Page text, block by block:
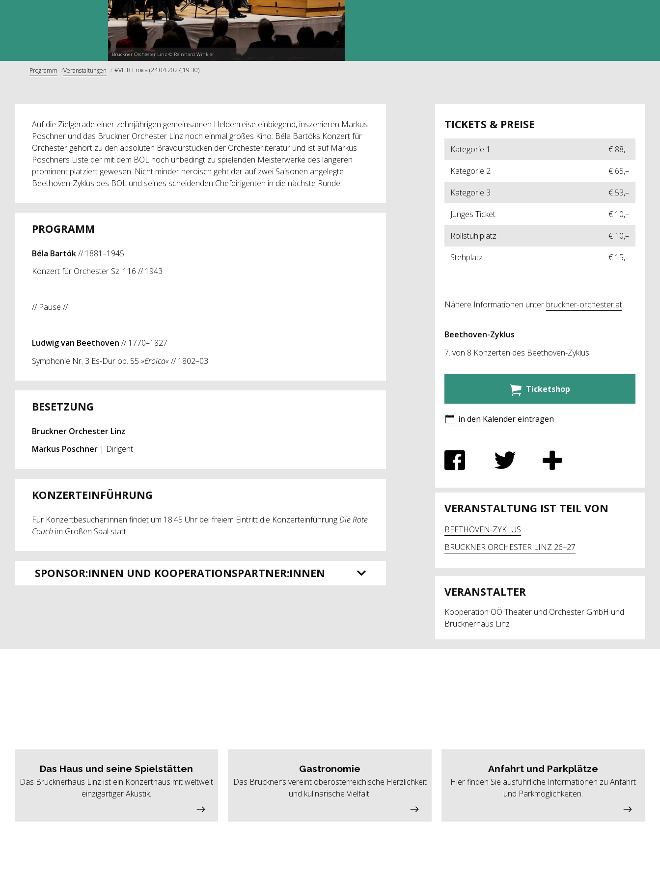
Bruckner Orchester Linz © Reinhard Winkler
Programm Veranstaltungen #VIER Eroica (24.04.2027,19:30)
Auf die Zielgerade einer zehnjährigen gemeinsamen Heldenreise einbiegend, inszenieren Markus
Poschner und das Bruckner Orchester Linz noch einmal großes Kino: Béla Bartóks Konzert für
Orchester gehört zu den absoluten Bravourstücken der Orchesterliteratur und ist auf Markus
Poschners Liste der mit dem BOL noch unbedingt zu spielenden Meisterwerke des längeren
prominent platziert gewesen. Nicht minder heroisch geht der auf zwei Saisonen angelegte
Beethoven-Zyklus des BOL und seines scheidenden Chefdirigenten in die nächste Runde.
PROGRAMM
Béla Bartók// 1881–1945
Konzert für Orchester Sz. 116 // 1943
// Pause //
Ludwig van Beethoven // 1770–1827
Symphonie Nr. 3 Es-Dur op. 55 »Eroica«// 1802–03
BESETZUNG
Bruckner Orchester Linz
Markus Poschner | Dirigent
KONZERTEINFÜHRUNG
Für Konzertbesucher:innen findet um 18:45 Uhr bei freiem Eintritt die KonzerteinführungDie Rote
Couch im Großen Saal statt.
SPONSOR:INNEN UND KOOPERATIONSPARTNER:INNEN
TICKETS & PREISE
Kategorie 1
€ 88,–
Kategorie 2
€ 65,–
Kategorie 3
€ 53,–
Junges Ticket
€ 10,–
Rollstuhlplatz
€ 10,–
Stehplatz
€ 15,–
Nähere Informationen unter bruckner-orchester.at
Beethoven-Zyklus
7. von 8 Konzerten des Beethoven-Zyklus
Ticketshop
in den Kalender eintragen
VERANSTALTUNG IST TEIL VON
BEETHOVEN-ZYKLUS
BRUCKNER ORCHESTER LINZ 26–27
VERANSTALTER
Kooperation OÖ Theater und Orchester GmbH und
Brucknerhaus Linz
Das Haus und seine Spielstätten
Das Brucknerhaus Linz ist ein Konzerthaus mit weltweit
einzigartiger Akustik.
Gastronomie
Das Bruckner’s vereint oberösterreichische Herzlichkeit
und kulinarische Vielfalt.
Anfahrt und Parkplätze
Hier finden Sie ausführliche Informationen zu Anfahrt
und Parkmöglichkeiten.